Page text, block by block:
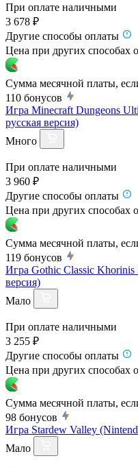
При оплате наличными
3 678 ₽
Другие способы оплаты
Цена при других способах
Сумма месячной платы,
110 бонусов
Игра Minecraft Dungeons
русская версия)
Много
При оплате наличными
3 960 ₽
Другие способы оплаты
Цена при других способах
Сумма месячной платы,
119 бонусов
Игра Gothic Classic Khorinis
версия)
Мало
При оплате наличными
3 255 ₽
Другие способы оплаты
Цена при других способах
Сумма месячной платы,
98 бонусов
Игра Stardew Valley
Мало